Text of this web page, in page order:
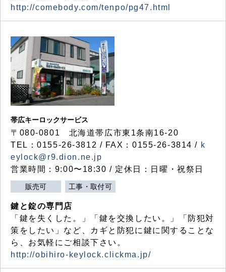
http://comebody.com/tenpo/pg47.html
帯広キーロックサービス
〒080-0801 北海道帯広市東1条南16-20
TEL：0155-26-3812 / FAX：0155-26-3814 / k
eylock@r9.dion.ne.jp
営業時間：9:00〜18:30 / 定休日：日曜・祝祭日
販売可 工事・取付可
鍵と錠の専門店
「鍵を失くした。」「鍵を交換したい。」「防犯対
策をしたい」など、カギと防犯に鍵に関することな
ら、お気軽にご相談下さい。
http://obihiro-keylock.clickma.jp/